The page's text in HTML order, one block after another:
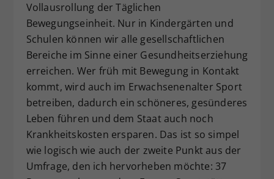
Vollausrollung der Täglichen
Bewegungseinheit. Nur in Kindergärten und
Schulen können wir alle gesellschaftlichen
Bereiche im Sinne einer Gesundheitserziehung
erreichen. Wer früh mit Bewegung in Kontakt
kommt, wird auch im Erwachsenenalter Sport
betreiben, dadurch ein schöneres, gesünderes
Leben führen und dem Staat auch noch
Krankheitskosten ersparen. Das ist so simpel
wie logisch wie auch der zweite Punkt aus der
Umfrage, den ich hervorheben möchte: 37